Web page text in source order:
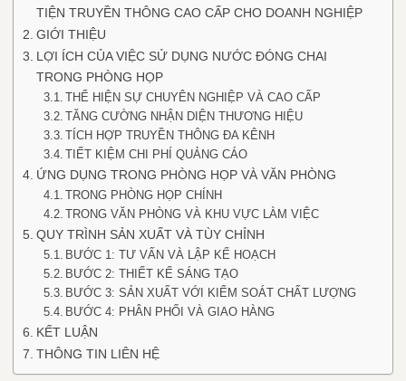
TIỆN TRUYỀN THÔNG CAO CẤP CHO DOANH NGHIỆP
GIỚI THIỆU
LỢI ÍCH CỦA VIỆC SỬ DỤNG NƯỚC ĐÓNG CHAI
TRONG PHÒNG HỌP
THỂ HIỆN SỰ CHUYÊN NGHIỆP VÀ CAO CẤP
TĂNG CƯỜNG NHẬN DIỆN THƯƠNG HIỆU
TÍCH HỢP TRUYỀN THÔNG ĐA KÊNH
TIẾT KIỆM CHI PHÍ QUẢNG CÁO
ỨNG DỤNG TRONG PHÒNG HỌP VÀ VĂN PHÒNG
TRONG PHÒNG HỌP CHÍNH
TRONG VĂN PHÒNG VÀ KHU VỰC LÀM VIỆC
QUY TRÌNH SẢN XUẤT VÀ TÙY CHỈNH
BƯỚC 1: TƯ VẤN VÀ LẬP KẾ HOẠCH
BƯỚC 2: THIẾT KẾ SÁNG TẠO
BƯỚC 3: SẢN XUẤT VỚI KIỂM SOÁT CHẤT LƯỢNG
BƯỚC 4: PHÂN PHỐI VÀ GIAO HÀNG
KẾT LUẬN
THÔNG TIN LIÊN HỆ